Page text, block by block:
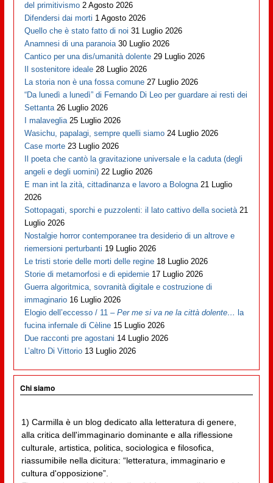
del primitivismo 2 Agosto 2026
Difendersi dai morti 1 Agosto 2026
Quello che è stato fatto di noi 31 Luglio 2026
Anamnesi di una paranoia 30 Luglio 2026
Cantico per una dis/umanità dolente 29 Luglio 2026
Il sostenitore ideale 28 Luglio 2026
La storia non è una fossa comune 27 Luglio 2026
“Da lunedì a lunedì” di Fernando Di Leo per guardare ai resti dei
Settanta 26 Luglio 2026
I malaveglia 25 Luglio 2026
Wasichu, papalagi, sempre quelli siamo 24 Luglio 2026
Case morte 23 Luglio 2026
Il poeta che cantò la gravitazione universale e la caduta (degli
angeli e degli uomini) 22 Luglio 2026
E man int la zità, cittadinanza e lavoro a Bologna 21 Luglio
2026
Sottopagati, sporchi e puzzolenti: il lato cattivo della società 21
Luglio 2026
Nostalgie horror contemporanee tra desiderio di un altrove e
riemersioni perturbanti 19 Luglio 2026
Le tristi storie delle morti delle regine 18 Luglio 2026
Storie di metamorfosi e di epidemie 17 Luglio 2026
Guerra algoritmica, sovranità digitale e costruzione di
immaginario 16 Luglio 2026
Elogio dell’eccesso / 11 –Per me si va ne la città dolente… la
fucina infernale di Cèline 15 Luglio 2026
Due racconti pre agostani 14 Luglio 2026
L’altro Di Vittorio 13 Luglio 2026
Chi siamo
1) Carmilla è un blog dedicato alla letteratura di genere,
alla critica dell'immaginario dominante e alla riflessione
culturale, artistica, politica, sociologica e filosofica,
riassumibile nella dicitura: “letteratura, immaginario e
cultura d'opposizione”.